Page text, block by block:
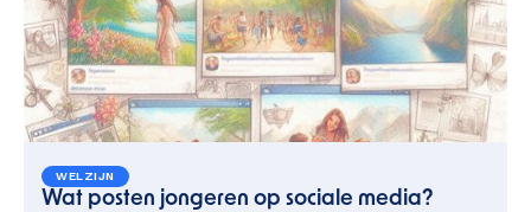
WELZIJN
Wat posten jongeren op sociale media?